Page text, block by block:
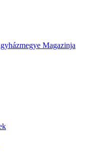
Magazinja